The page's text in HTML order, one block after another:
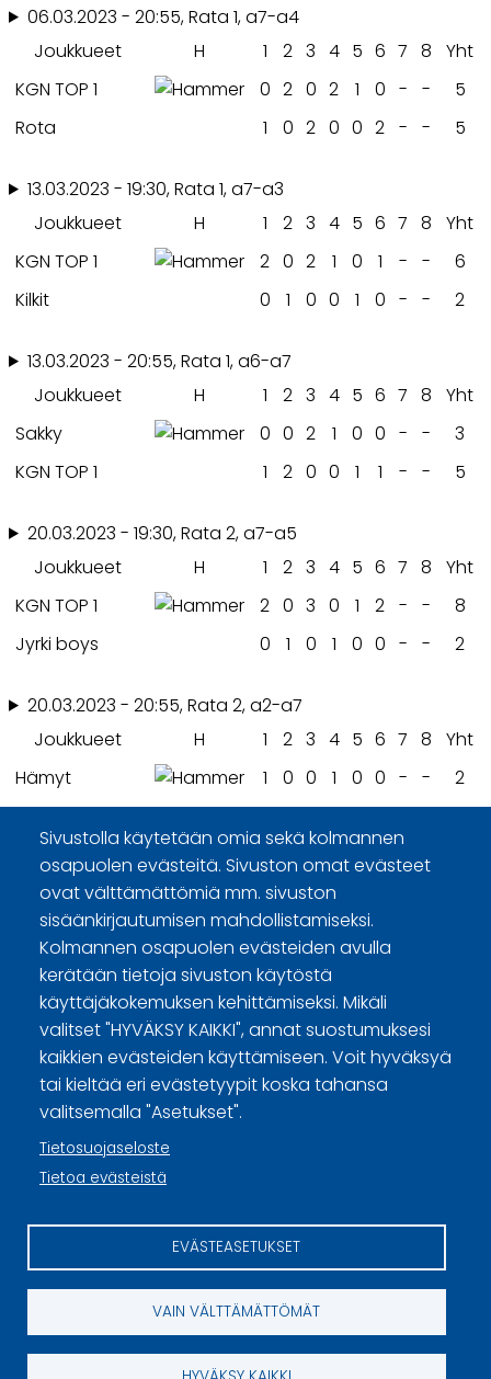
06.03.2023 - 20:55, Rata 1, a7-a4
Joukkueet
H 1 2 3 4 5 6 7 8
Yht
KGN TOP 1
0 2 0 2 1 0 - -
5
Rota
1 0 2 0 0 2 - - 5
13.03.2023 - 19:30, Rata 1, a7-a3
Joukkueet
H 1 2 3 4 5 6 7 8
Yht
KGN TOP 1
2 0 2 1 0 1 - -
6
Kilkit
0 1 0 0 1 0 - - 2
13.03.2023 - 20:55, Rata 1, a6-a7
Joukkueet
H 1 2 3 4 5 6 7 8
Yht
Sakky
0 0 2 1 0 0 - -
3
KGN TOP 1
1 2 0 0 1 1 - - 5
20.03.2023 - 19:30, Rata 2, a7-a5
Joukkueet
H 1 2 3 4 5 6 7 8
Yht
KGN TOP 1
2 0 3 0 1 2 - -
8
Jyrki boys
0 1 0 1 0 0 - - 2
20.03.2023 - 20:55, Rata 2, a2-a7
Joukkueet
H 1 2 3 4 5 6 7 8
Yht
Hämyt
1 0 0 1 0 0 - -
2
27.03.2023 - 19:30, Rata 1, a7-a8
Joukkueet
H 1 2 3 4 5
KGN TOP 1
1 0 0 2 3 0
MMJR
0 1 1 0
Sivustolla käytetään omia sekä kolmannen
osapuolen evästeitä. Sivuston omat evästeet
ovat välttämättömiä mm. sivuston
sisäänkirjautumisen mahdollistamiseksi.
Kolmannen osapuolen evästeiden avulla
kerätään tietoja sivuston käytöstä
käyttäjäkokemuksen kehittämiseksi. Mikäli
valitset "HYVÄKSY KAIKKI", annat suostumuksesi
kaikkien evästeiden käyttämiseen. Voit hyväksyä
tai kieltää eri evästetyypit koska tahansa
valitsemalla "Asetukset".
Tietosuojaseloste
Tietoa evästeistä
EVÄSTEASETUKSET
VAIN VÄLTTÄMÄTTÖMÄT
Curling Finland
Curling.fi
Sivuston käyttöehdot ja sisällön käyttöoikeudet
Tietosuojaselosteet
Tietoa evästeistä